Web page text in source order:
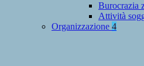
Burocrazia
Attività
Organizzazione 4